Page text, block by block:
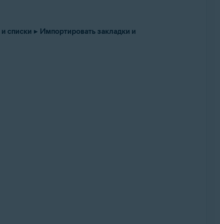
списки ▸ Импортировать закладки и